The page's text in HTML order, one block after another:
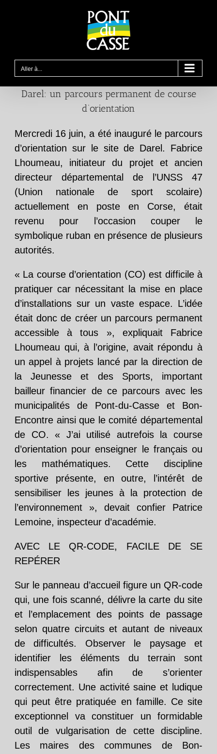
Aller à...
Darel: un parcours permanent de course
d’orientation
Mercredi 16 juin, a été inauguré le parcours
d’orientation sur le site de Darel. Fabrice
Lhoumeau, initiateur du projet et ancien
directeur départemental de l’UNSS 47
(Union nationale de sport scolaire)
actuellement en poste en Corse, était
revenu pour l’occasion couper le
symbolique ruban en présence de plusieurs
autorités.
« La course d’orientation (CO) est difficile à
pratiquer car nécessitant la mise en place
d’installations sur un vaste espace. L’idée
était donc de créer un parcours permanent
accessible à tous », expliquait Fabrice
Lhoumeau qui, à l’origine, avait répondu à
un appel à projets lancé par la direction de
la Jeunesse et des Sports, important
bailleur financier de ce parcours avec les
municipalités de Pont-du-Casse et Bon-
Encontre ainsi que le comité départemental
de CO. « J’ai utilisé autrefois la course
d’orientation pour enseigner le français ou
les mathématiques. Cette discipline
sportive présente, en outre, l’intérêt de
sensibiliser les jeunes à la protection de
l’environnement », devait confier Patrice
Lemoine, inspecteur d’académie.
AVEC LE QR-CODE, FACILE DE SE
REPÉRER
Sur le panneau d’accueil figure un QR-code
qui, une fois scanné, délivre la carte du site
et l’emplacement des points de passage
selon quatre circuits et autant de niveaux
de difficultés. Observer le paysage et
identifier les éléments du terrain sont
indispensables afin de s’orienter
correctement. Une activité saine et ludique
qui peut être pratiquée en famille. Ce site
exceptionnel va constituer un formidable
outil de vulgarisation de cette discipline.
Les maires des communes de Bon-